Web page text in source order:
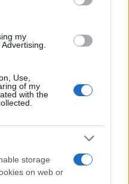
my
Use,
of my
with the
storage
on web or